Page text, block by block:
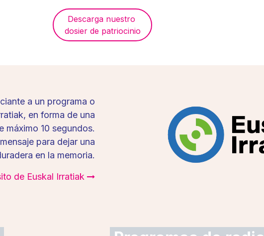
Descarga nuestro
dosier de patriocini​o
a un programa o
en forma de una
máximo 10 segundos.
para dejar una
en la memoria.
de Euskal Irratiak